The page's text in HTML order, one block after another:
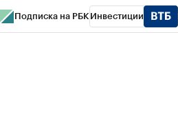
Подписка на РБК Инвестиции